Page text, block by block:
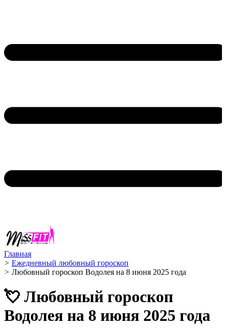
Главная
> Ежедневный любовный гороскоп
> Любовный гороскоп Водолея на 8 июня 2025 года
💘 Любовный гороскоп
Водолея на 8 июня 2025 года